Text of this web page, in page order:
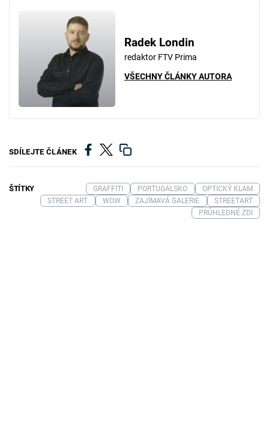
Radek Londin
redaktor FTV Prima
VŠECHNY ČLÁNKY AUTORA
SDÍLEJTE ČLÁNEK
ŠTÍTKY GRAFFITI PORTUGALSKO
OPTICKÝ KLAM
STREET ART
WOW ZAJÍMAVÁ GALERIE
STREETART
PRŮHLEDNÉ ZDI